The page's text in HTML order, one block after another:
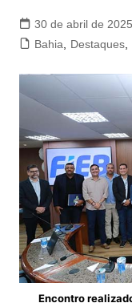
30 de abril de 2025
Bahia, Destaques,
Encontro